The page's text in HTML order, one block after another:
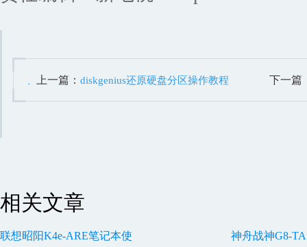
上一篇： diskgenius还原硬盘分区操作教程 下一篇
相关文章
联想昭阳K4e-ARE笔记本使
神舟战神G8-